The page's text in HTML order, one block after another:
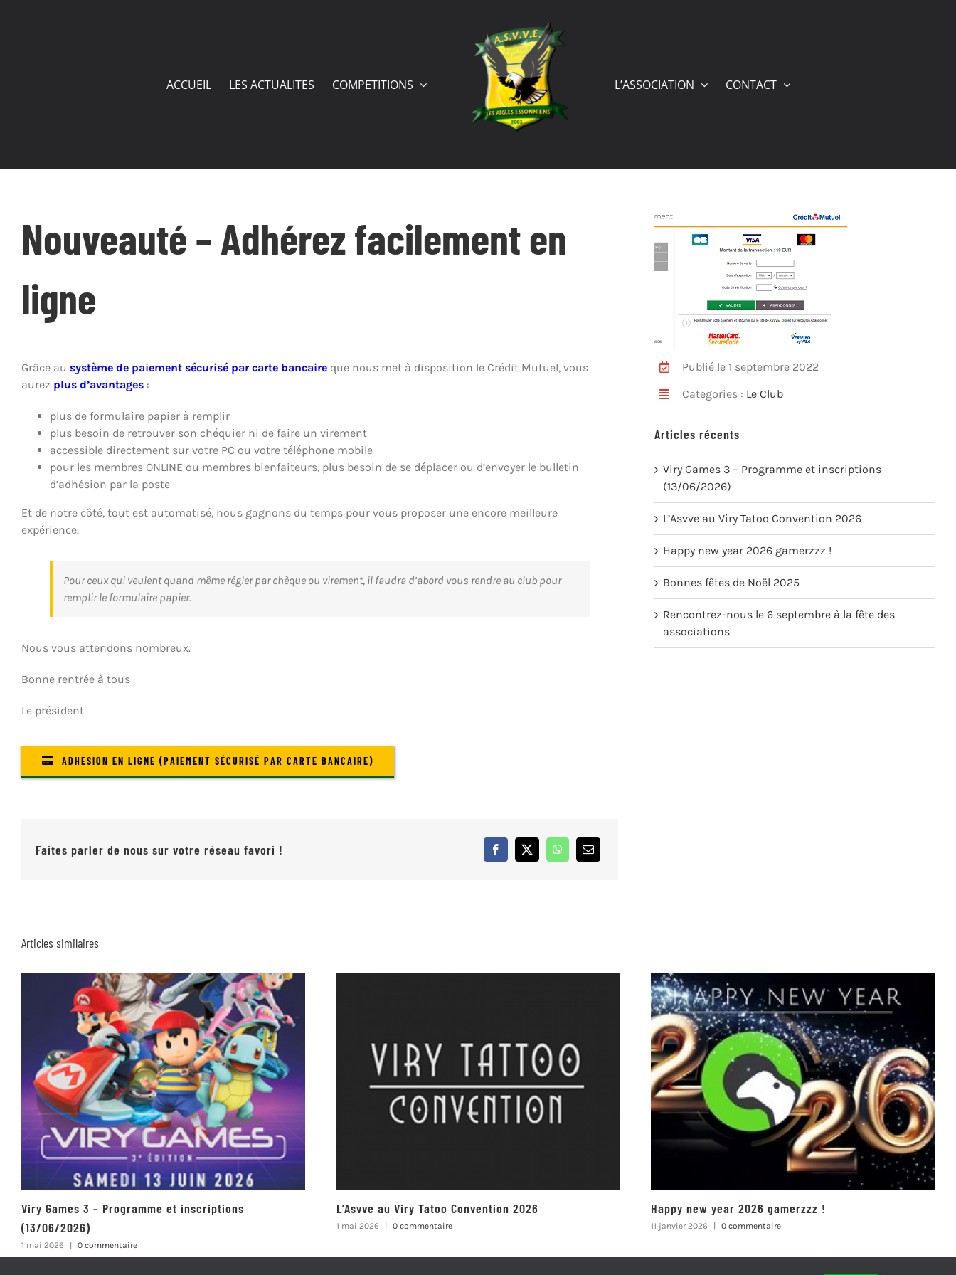
ACCUEIL LES ACTUALITES COMPETITIONS L’ASSOCIATION CONTACT
Nouveauté – Adhérez facilement en
ligne
Grâce au système de paiement sécurisé par carte bancaireque nous met à disposition le Crédit Mutuel, vous
aurez plus d’avantages:
plus de formulaire papier à remplir
plus besoin de retrouver son chéquier ni de faire un virement
accessible directement sur votre PC ou votre téléphone mobile
pour les membres ONLINE ou membres bienfaiteurs, plus besoin de se déplacer ou d’envoyer le bulletin
d’adhésion par la poste
Et de notre côté, tout est automatisé, nous gagnons du temps pour vous proposer une encore meilleure
expérience.
Pour ceux qui veulent quand même régler par chèque ou virement, il faudra d’abord vous rendre au club pour
remplir le formulaire papier.
Nous vous attendons nombreux.
Bonne rentrée à tous
Le président
ADHESION EN LIGNE (PAIEMENT SÉCURISÉ PAR CARTE BANCAIRE)
Faites parler de nous sur votre réseau favori !
Publié le 1 septembre 2022
Categories : Le Club
Articles récents
Viry Games 3 – Programme et inscriptions
(13/06/2026)
L’Asvve au Viry Tatoo Convention 2026
Happy new year 2026 gamerzzz !
Bonnes fêtes de Noël 2025
Rencontrez-nous le 6 septembre à la fête des
associations
Articles similaires
Viry Games 3 – Programme et inscriptions
(13/06/2026)
1 mai 2026 0 commentaire
L’Asvve au Viry Tatoo Convention 2026
1 mai 2026 0 commentaire
Happy new year 2026 gamerzzz !
11 janvier 2026 0 commentaire